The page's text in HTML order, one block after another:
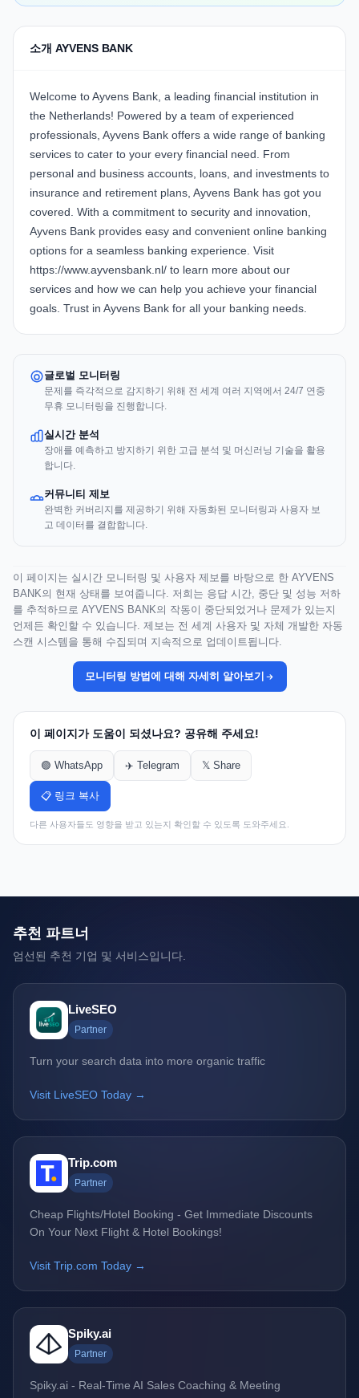
소개 AYVENS BANK
Welcome to Ayvens Bank, a leading financial institution in
the Netherlands! Powered by a team of experienced
professionals, Ayvens Bank offers a wide range of banking
services to cater to your every financial need. From
personal and business accounts, loans, and investments to
insurance and retirement plans, Ayvens Bank has got you
covered. With a commitment to security and innovation,
Ayvens Bank provides easy and convenient online banking
options for a seamless banking experience. Visit
https://www.ayvensbank.nl/ to learn more about our
services and how we can help you achieve your financial
goals. Trust in Ayvens Bank for all your banking needs.
글로벌 모니터링
문제를 즉각적으로 감지하기 위해 전 세계 여러 지역에서 24/7 연중
무휴 모니터링을 진행합니다.
실시간 분석
장애를 예측하고 방지하기 위한 고급 분석 및 머신러닝 기술을 활용
합니다.
커뮤니티 제보
완벽한 커버리지를 제공하기 위해 자동화된 모니터링과 사용자 보
고 데이터를 결합합니다.
이 페이지는 실시간 모니터링 및 사용자 제보를 바탕으로 한 AYVENS
BANK의 현재 상태를 보여줍니다. 저희는 응답 시간, 중단 및 성능 저하
를 추적하므로 AYVENS BANK의 작동이 중단되었거나 문제가 있는지
언제든 확인할 수 있습니다. 제보는 전 세계 사용자 및 자체 개발한 자동
스캔 시스템을 통해 수집되며 지속적으로 업데이트됩니다.
모니터링 방법에 대해 자세히 알아보기
이 페이지가 도움이 되셨나요? 공유해 주세요!
🟢 WhatsApp ✈️ Telegram 𝕏 Share
📋 링크 복사
다른 사용자들도 영향을 받고 있는지 확인할 수 있도록 도와주세요.
추천 파트너
엄선된 추천 기업 및 서비스입니다.
LiveSEO
Partner
Turn your search data into more organic traffic
Visit LiveSEO Today →
Trip.com
Partner
Cheap Flights/Hotel Booking - Get Immediate Discounts
On Your Next Flight & Hotel Bookings!
Visit Trip.com Today →
Spiky.ai
Partner
Spiky.ai - Real-Time AI Sales Coaching & Meeting